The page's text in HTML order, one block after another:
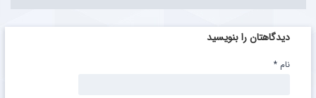
دیدگاهتان را بنویسید
نام *